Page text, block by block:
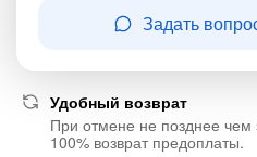
Задать
Удобный возврат
При отмене не позднее
100% возврат предоплаты.